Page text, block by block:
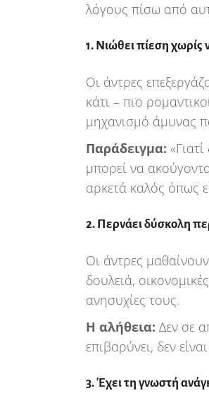
λόγους πίσω από
1. Νιώθει πίεση χωρίς
Οι άντρες
κάτι – πιο
μηχανισμό άμυνας
Παράδειγμα:
μπορεί να
αρκετά καλός όπως
2. Περνάει δύσκολη
Οι άντρες
δουλειά,
ανησυχίες τους.
Η αλήθεια: Δεν σε
επιβαρύνει, δεν
3. Έχει τη γνωστή